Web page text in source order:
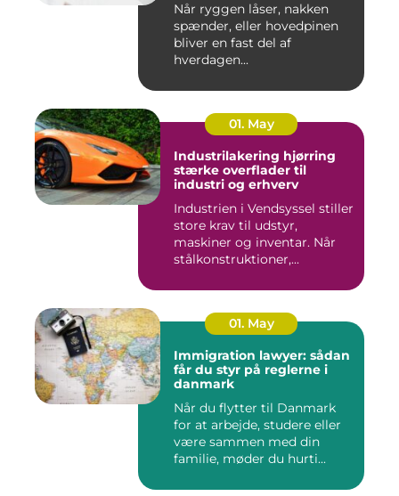
Når ryggen låser, nakken
spænder, eller hovedpinen
bliver en fast del af
hverdagen...
01. May
Industrilakering hjørring
stærke overflader til
industri og erhverv
Industrien i Vendsyssel stiller
store krav til udstyr,
maskiner og inventar. Når
stålkonstruktioner,...
01. May
Immigration lawyer: sådan
får du styr på reglerne i
danmark
Når du flytter til Danmark
for at arbejde, studere eller
være sammen med din
familie, møder du hurti...